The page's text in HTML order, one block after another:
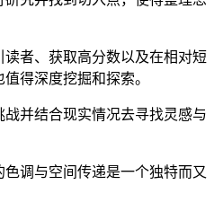
者、获取高分数以及在相对短
得深度挖掘和探索。
并结合现实情况去寻找灵感与
调与空间传递是一个独特而又